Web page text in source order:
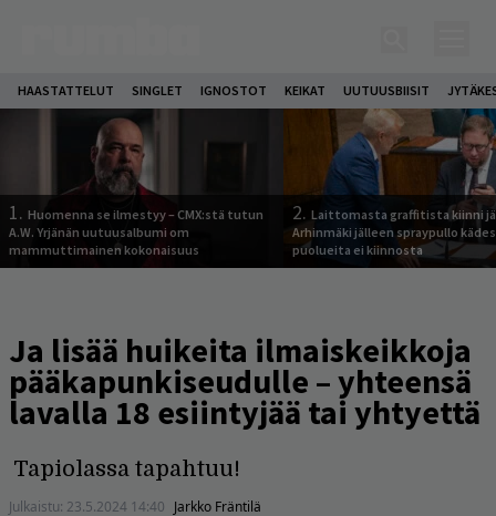
HAASTATTELUT SINGLET IGNOSTOT KEIKAT UUTUUSBIISIT
1. Huomenna se ilmestyy – CMX:stä tutun
A.W. Yrjänän uutuusalbumi om
mammuttimainen kokonaisuus
2. Laittomasta graffitista kiinni
Arhinmäki jälleen spraypullo
puolueita ei kiinnosta
Ja lisää huikeita ilmaiskeikkoja
pääkapunkiseudulle – yhteensä
lavalla 18 esiintyjää tai yhtyettä
Tapiolassa tapahtuu!
Julkaistu: 23.5.2024 14:40 Jarkko Fräntilä